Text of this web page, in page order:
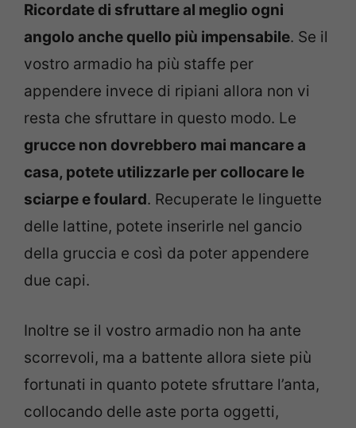
Ricordate di sfruttare al meglio ogni
angolo anche quello più impensabile. Se il
vostro armadio ha più staffe per
appendere invece di ripiani allora non vi
resta che sfruttare in questo modo. Le
grucce non dovrebbero mai mancare a
casa, potete utilizzarle per collocare le
sciarpe e foulard. Recuperate le linguette
delle lattine, potete inserirle nel gancio
della gruccia e così da poter appendere
due capi.
Inoltre se il vostro armadio non ha ante
scorrevoli, ma a battente allora siete più
fortunati in quanto potete sfruttare l’anta,
collocando delle aste porta oggetti,